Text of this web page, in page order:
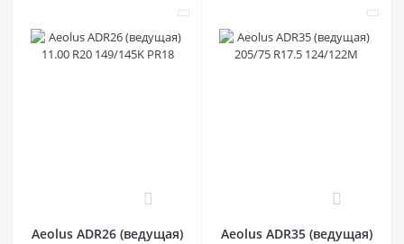
Aeolus ADR26 (ведущая)
Aeolus ADR35 (ведущая)